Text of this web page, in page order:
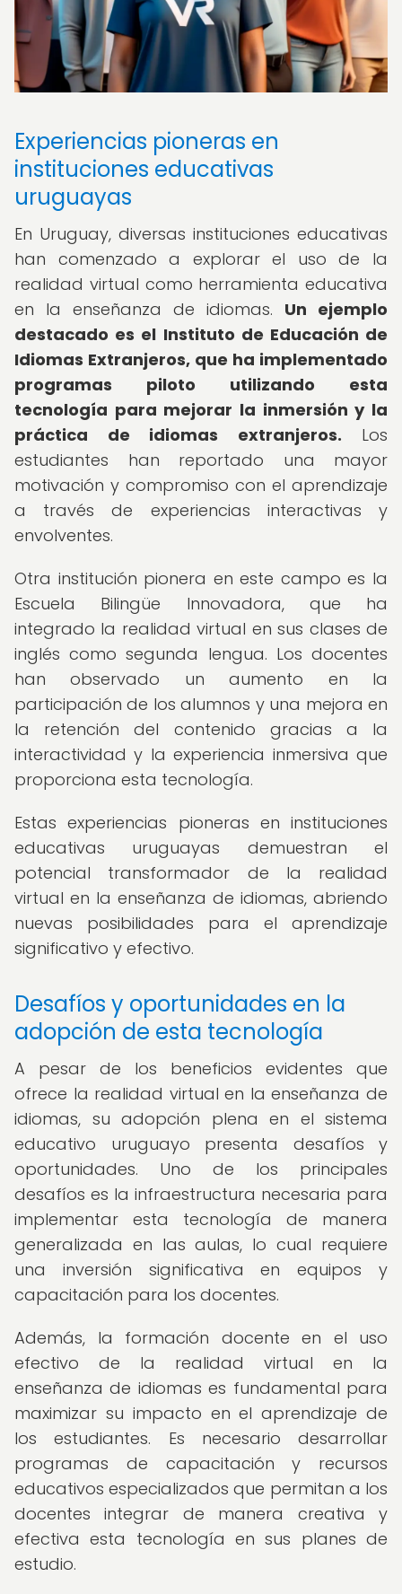
Experiencias pioneras en
instituciones educativas
uruguayas
En Uruguay, diversas instituciones educativas
han comenzado a explorar el uso de la
realidad virtual como herramienta educativa
en la enseñanza de idiomas. Un ejemplo
destacado es el Instituto de Educación de
Idiomas Extranjeros, que ha implementado
programas piloto utilizando esta
tecnología para mejorar la inmersión y la
práctica de idiomas extranjeros. Los
estudiantes han reportado una mayor
motivación y compromiso con el aprendizaje
a través de experiencias interactivas y
envolventes.
Otra institución pionera en este campo es la
Escuela Bilingüe Innovadora, que ha
integrado la realidad virtual en sus clases de
inglés como segunda lengua. Los docentes
han observado un aumento en la
participación de los alumnos y una mejora en
la retención del contenido gracias a la
interactividad y la experiencia inmersiva que
proporciona esta tecnología.
Estas experiencias pioneras en instituciones
educativas uruguayas demuestran el
potencial transformador de la realidad
virtual en la enseñanza de idiomas, abriendo
nuevas posibilidades para el aprendizaje
significativo y efectivo.
Desafíos y oportunidades en la
adopción de esta tecnología
A pesar de los beneficios evidentes que
ofrece la realidad virtual en la enseñanza de
idiomas, su adopción plena en el sistema
educativo uruguayo presenta desafíos y
oportunidades. Uno de los principales
desafíos es la infraestructura necesaria para
implementar esta tecnología de manera
generalizada en las aulas, lo cual requiere
una inversión significativa en equipos y
capacitación para los docentes.
Además, la formación docente en el uso
efectivo de la realidad virtual en la
enseñanza de idiomas es fundamental para
maximizar su impacto en el aprendizaje de
los estudiantes. Es necesario desarrollar
programas de capacitación y recursos
educativos especializados que permitan a los
docentes integrar de manera creativa y
efectiva esta tecnología en sus planes de
estudio.